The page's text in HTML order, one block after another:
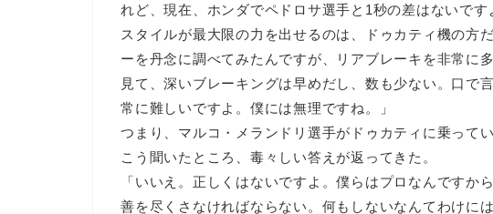
れど、現在、ホンダでペドロサ選手と1秒の差はないで
スタイルが最大限の力を出せるのは、ドゥカティ機の方
ーを丹念に調べてみたんですが、リアブレーキを非常に
見て、深いブレーキングは早めだし、数も少ない。口で
常に難しいですよ。僕には無理ですね。」
つまり、マルコ・メランドリ選手がドゥカティに乗って
こう聞いたところ、毒々しい答えが返ってきた。
「いいえ。正しくはないですよ。僕らはプロなんですか
善を尽くさなければならない。何もしないなんてわけに